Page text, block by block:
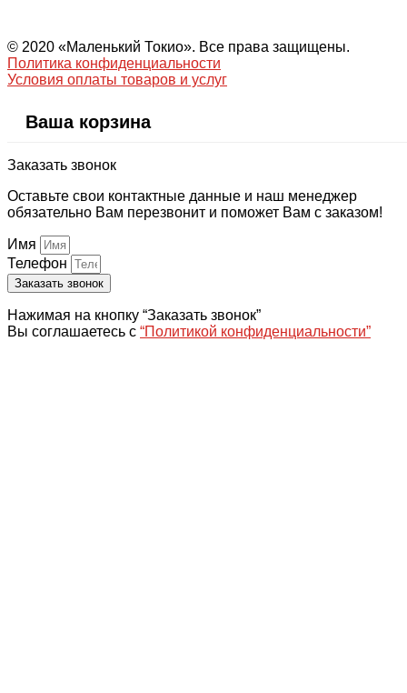
© 2020 «Маленький Токио». Все права защищены.
Политика конфиденциальности
Условия оплаты товаров и услуг
Ваша корзина
Заказать звонок
Оставьте свои контактные данные и наш менеджер
обязательно Вам перезвонит и поможет Вам с заказом!
Имя
Телефон
Заказать звонок
Нажимая на кнопку “Заказать звонок”
Вы соглашаетесь с “Политикой конфиденциальности”